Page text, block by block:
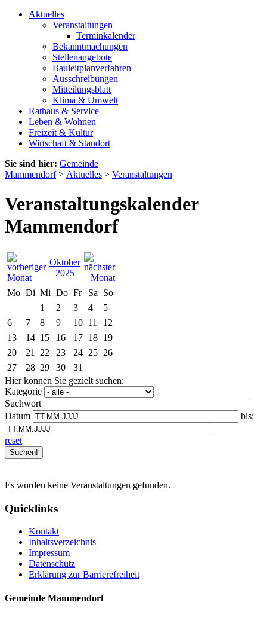
Aktuelles
Veranstaltungen
Terminkalender
Bekanntmachungen
Stellenangebote
Bauleitplanverfahren
Ausschreibungen
Mitteilungsblatt
Klima & Umwelt
Rathaus & Service
Leben & Wohnen
Freizeit & Kultur
Wirtschaft & Standort
Sie sind hier: Gemeinde
Mammendorf> Aktuelles > Veranstaltungen
Veranstaltungskalender
Mammendorf
Oktober
2025
Mo Di Mi Do Fr Sa
So
1
2 3 4
5
6
7 8 9 10 11
12
13
14 15 16 17 18 19
20
21 22 23 24 25 26
27
28 29 30
31
Hier können Sie gezielt suchen:
Kategorie
Suchwort
Datum
bis:
reset
Es wurden keine Veranstaltungen gefunden.
Quicklinks
Kontakt
Inhaltsverzeichnis
Impressum
Datenschutz
Erklärung zur Barrierefreiheit
Gemeinde Mammendorf